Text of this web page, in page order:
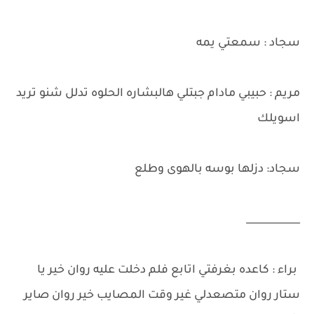
سجاد : سمعتي يمه
مريم : حبيبي مادام جبتلي هالبشاره الحلوه تدلل شنو تريد
اسويلك
سجاد: دزلها بوسه بالهوى وطلع
___________
براء : كاعده بغرفتي اتابع فلم دخلت عليه روان خير يا
ستار روان متصعدلي غير وقت المصايب خير روان صاير